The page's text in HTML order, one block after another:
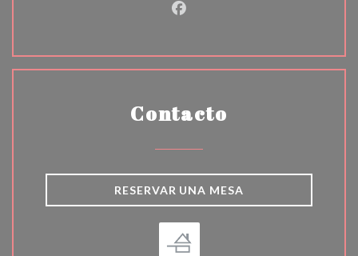
Facebook ((abre en una
Contacto
RESERVAR UNA MESA